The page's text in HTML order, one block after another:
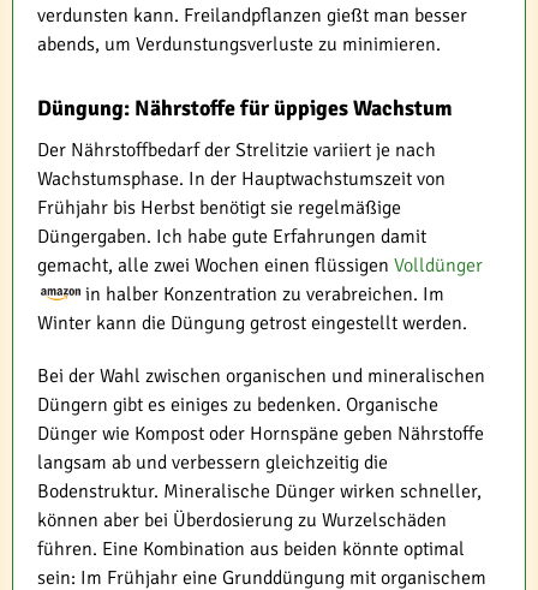
verdunsten kann. Freilandpflanzen gießt man besser
abends, um Verdunstungsverluste zu minimieren.
Düngung: Nährstoffe für üppiges Wachstum
Der Nährstoffbedarf der Strelitzie variiert je nach
Wachstumsphase. In der Hauptwachstumszeit von
Frühjahr bis Herbst benötigt sie regelmäßige
Düngergaben. Ich habe gute Erfahrungen damit
gemacht, alle zwei Wochen einen flüssigen Volldünger
in halber Konzentration zu verabreichen. Im
Winter kann die Düngung getrost eingestellt werden.
Bei der Wahl zwischen organischen und mineralischen
Düngern gibt es einiges zu bedenken. Organische
Dünger wie Kompost oder Hornspäne geben Nährstoffe
langsam ab und verbessern gleichzeitig die
Bodenstruktur. Mineralische Dünger wirken schneller,
können aber bei Überdosierung zu Wurzelschäden
führen. Eine Kombination aus beiden könnte optimal
sein: Im Frühjahr eine Grunddüngung mit organischem